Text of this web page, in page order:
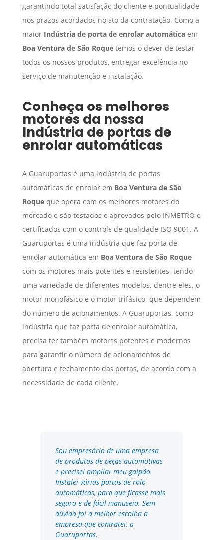
garantindo total satisfação do cliente e pontualidade
nos prazos acordados no ato da contratação. Como a
maior Indústria de porta de enrolar automáticaem
Boa Ventura de São Roquetemos o dever de testar
todos os nossos produtos, entregar excelência no
serviço de manutenção e instalação.
Conheça os melhores
motores da nossa
Indústria de portas de
enrolar automáticas
A Guaruportas é uma indústria de portas
automáticas de enrolar em Boa Ventura de São
Roqueque opera com os melhores motores do
mercado e são testados e aprovados pelo INMETRO e
certificados com o controle de qualidade ISO 9001. A
Guaruportas é uma indústria que faz porta de
enrolar automática em Boa Ventura de São Roque
com os motores mais potentes e resistentes, tendo
uma variedade de diferentes modelos, dentre eles, o
motor monofásico e o motor trifásico, que dependem
do número de acionamentos. A Guaruportas, como
indústria que faz porta de enrolar automática,
precisa ter também motores potentes e modernos
para garantir o número de acionamentos de
abertura e fechamento das portas, de acordo com a
necessidade de cada cliente.
Sou empresário de uma empresa
de produtos de peças automotivas
e precisei ampliar meu galpão.
Instalei várias portas de rolo
automáticas, para que ficasse mais
seguro e de fácil manuseio. Sem
dúvida foi a melhor escolha a
empresa que contratei: a
Guaruportas.